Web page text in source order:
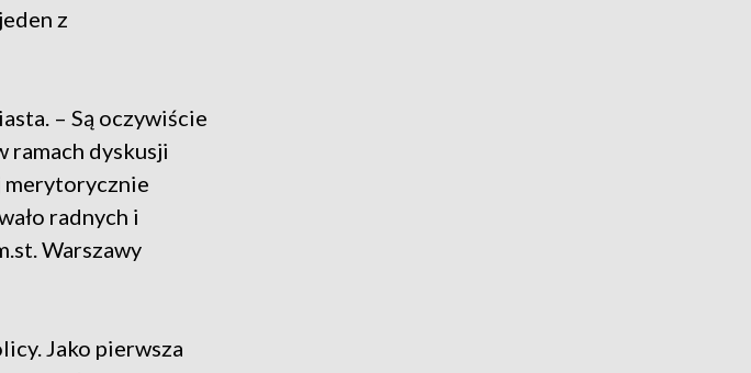
z
– Są oczywiście
ramach dyskusji
merytorycznie
radnych i
Warszawy
Jako pierwsza